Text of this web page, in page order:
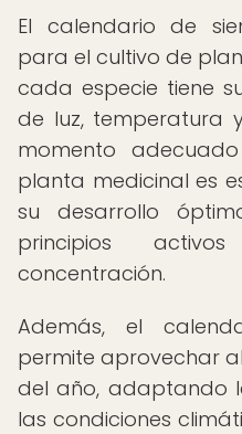
El calendario de
para el cultivo de
cada especie tiene
de luz, temperatura
momento
planta medicinal es
su desarrollo
principios
concentración.
Además, el
permite aprovechar
del año, adaptando
las condiciones